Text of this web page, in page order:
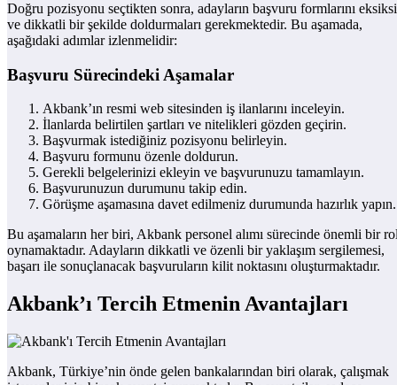
Doğru pozisyonu seçtikten sonra, adayların başvuru formlarını
ve dikkatli bir şekilde doldurmaları gerekmektedir. Bu aşamada,
aşağıdaki adımlar izlenmelidir:
Başvuru Sürecindeki Aşamalar
Akbank’ın resmi web sitesinden iş ilanlarını inceleyin.
İlanlarda belirtilen şartları ve nitelikleri gözden geçirin.
Başvurmak istediğiniz pozisyonu belirleyin.
Başvuru formunu özenle doldurun.
Gerekli belgelerinizi ekleyin ve başvurunuzu tamamlayın.
Başvurunuzun durumunu takip edin.
Görüşme aşamasına davet edilmeniz durumunda hazırlık yapın.
Bu aşamaların her biri, Akbank personel alımı sürecinde önemli bir
oynamaktadır. Adayların dikkatli ve özenli bir yaklaşım sergilemesi,
başarı ile sonuçlanacak başvuruların kilit noktasını oluşturmaktadır.
Akbank’ı Tercih Etmenin Avantajları
Akbank, Türkiye’nin önde gelen bankalarından biri olarak, çalışmak